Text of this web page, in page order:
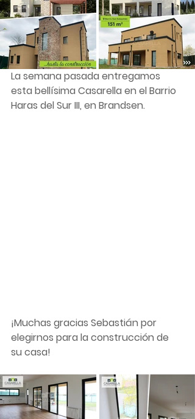
La semana pasada entregamos
esta bellísima Casarella en el Barrio
Haras del Sur III, en Brandsen.
¡Muchas gracias Sebastián por
elegirnos para la construcción de
su casa!